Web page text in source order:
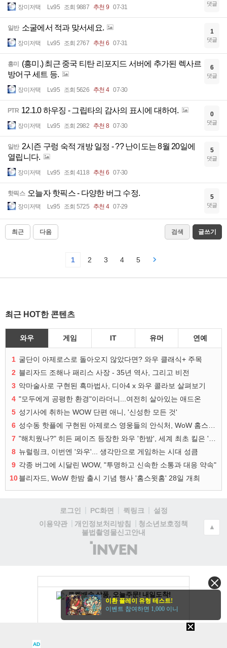
장미저택 Lv.95 조회 9887 추천 9 07-31 댓글
일반 소굴에서 적과 맞서세요.
장미저택 Lv.95 조회 2767 추천 6 07-31
1
댓글
흥미
(흥미.) 최근 중국 티탄 리포지드 서버에 추가된 렉사르
방어구 세트 등.
장미저택 Lv.95 조회 5626 추천 4 07-30
6
댓글
PTR 12.1.0 하우징 - 그립타의 감사의 표시에 대하여.
장미저택 Lv.95 조회 2982 추천 8 07-30
0
댓글
일반 2시즌 구렁 숙적 개방 일정 - ?? 난이도는 8월 20일에
열립니다.
장미저택 Lv.95 조회 4118 추천 6 07-30
5
댓글
핫픽스 오늘자 핫픽스 - 다양한 버그 수정.
장미저택 Lv.95 조회 5725 추천 4 07-29
5
댓글
최근 다음 검색 글쓰기
1 2 3 4 5
최근 HOT한 콘텐츠
와우 게임 IT 유머 연예
1 굴단이 아제로스로 돌아오지 않았다면? 와우 클래식+ 주목
2 블리자드 조해나 패리스 사장 - 35년 역사, 그리고 비전
3 악마술사로 구현된 흑마법사, 디아4 x 와우 콜라보 살펴보기
4 "모두에게 공평한 환경"이라더니...여전히 살아있는 애드온
5 성기사에 취하는 WOW 단편 애니, '신성한 모든 것'
6
성수동 핫플에 구현된 아제로스 영웅들의 안식처, WoW 홈스윗홈
7
"해치웠나?" 히든 페이즈 등장한 와우 '한밤', 세계 최초 킬은 '팀 리퀴드'
8 뉴럴링크, 이번엔 '와우'... 생각만으로 게임하는 시대 성큼
9 각종 버그에 시달린 WOW, "투명하고 신속한 소통과 대응 약속"
10블리자드, WoW 한밤 출시 기념 행사 '홈스윗홈' 28일 개최
로그인 PC화면 퀵링크
설정
이용약관
개인정보처리방침
청소년보호정책
불법촬영물신고안내
(주)
인
▲
AD
이환 플레이 유형 테스트!
이벤트 참여하면 1,000 이니